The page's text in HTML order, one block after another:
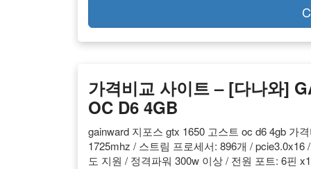
가격비교 사이트 – [다나와]
OC D6 4GB
gainward 지포스 gtx 1650 고스트 oc d6 4gb 가
1725mhz / 스트림 프로세서: 896개 /
도 지원 / 정격파워 300w 이상 / 전원 포트: 6핀